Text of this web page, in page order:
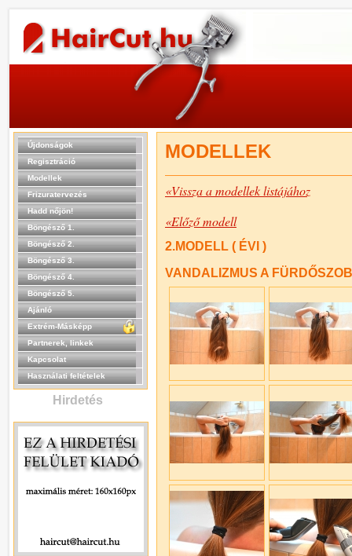
Újdonságok
Regisztráció
Modellek
Frizuratervezés
Hadd nőjön!
Böngésző 1.
Böngésző 2.
Böngésző 3.
Böngésző 4.
Böngésző 5.
Ajánló
Extrém-Másképp
Partnerek, linkek
Kapcsolat
Használati feltételek
Hirdetés
MODELLEK
«Vissza a modellek listájához
«Előző modell
2.MODELL ( ÉVI )
VANDALIZMUS A